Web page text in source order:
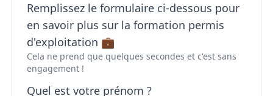
Remplissez le formulaire ci-dessous pour
en savoir plus sur la formation permis
d'exploitation 💼
Cela ne prend que quelques secondes et c'est sans
engagement !
Quel est votre prénom ?